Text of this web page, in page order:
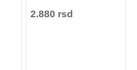
2.880 rsd